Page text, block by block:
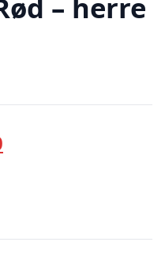
kr. 169,00.